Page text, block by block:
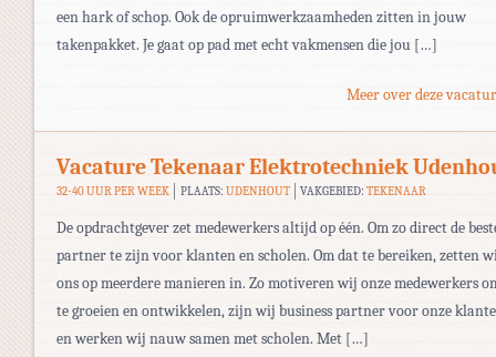
een hark of schop. Ook de opruimwerkzaamheden zitten in jouw
takenpakket. Je gaat op pad met echt vakmensen die jou […]
Meer over deze
Vacature Tekenaar Elektrotechniek
32-40 UUR PER WEEK PLAATS: UDENHOUT VAKGEBIED:TEKENAAR
De opdrachtgever zet medewerkers altijd op één. Om zo direct de
partner te zijn voor klanten en scholen. Om dat te bereiken, zetten
ons op meerdere manieren in. Zo motiveren wij onze medewerkers
te groeien en ontwikkelen, zijn wij business partner voor onze
en werken wij nauw samen met scholen. Met […]